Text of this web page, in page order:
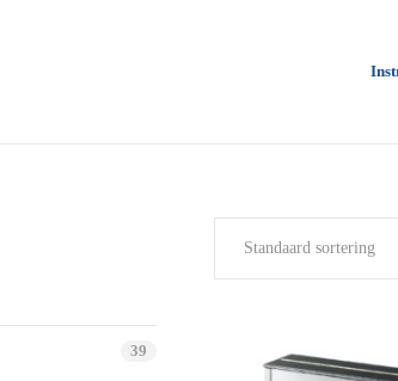
Standaard sortering
39